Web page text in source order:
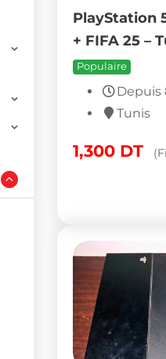
PlayStation
+ FIFA 25 –
Populaire
Depuis
Tunis
1,300 DT